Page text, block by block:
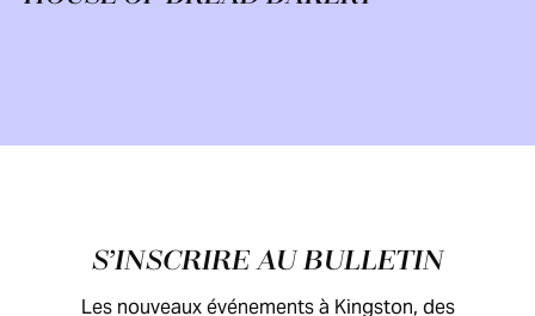
Pied de pageS’INSCRIRE AU BULLETIN
Les nouveaux événements à Kingston, des